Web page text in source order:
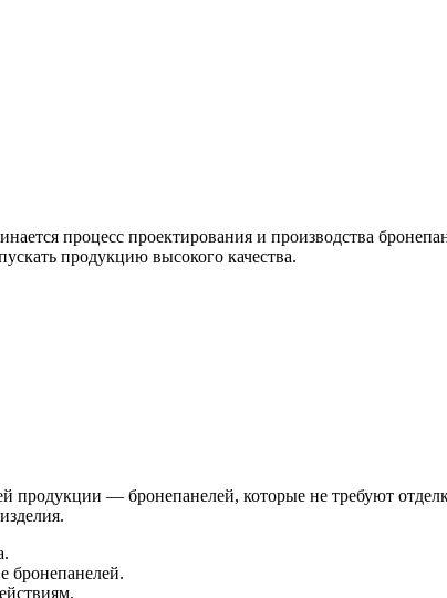
процесс проектирования и производства
продукцию высокого качества.
— бронепанелей, которые не требуют
бронепанелей.